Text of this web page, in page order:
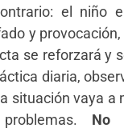
el niño
y
se reforzará y
diaria,
situación vaya a
No